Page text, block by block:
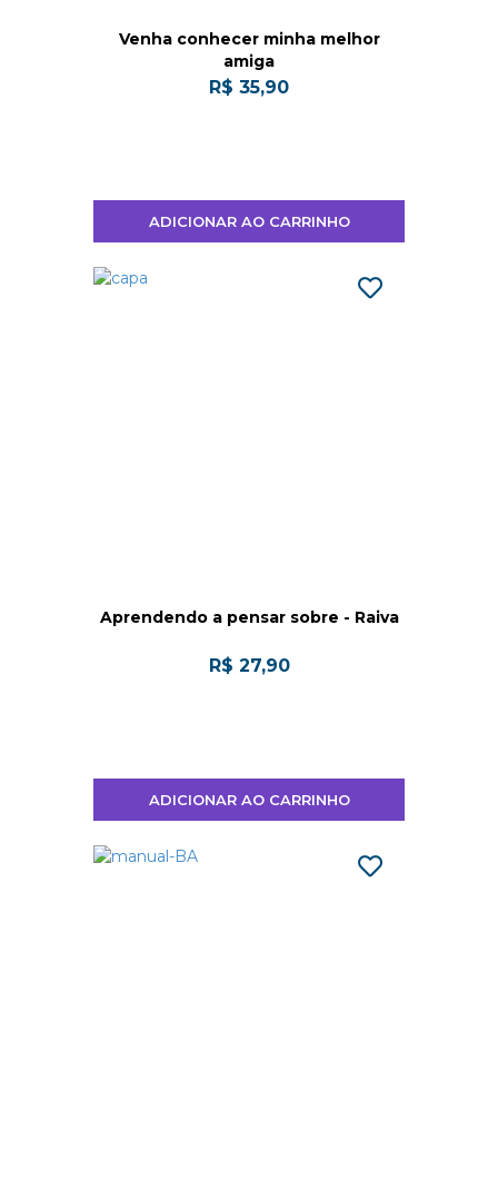
Venha conhecer minha melhor
amiga
R$ 35,90
ADICIONAR AO CARRINHO
Aprendendo a pensar sobre - Raiva
R$ 27,90
ADICIONAR AO CARRINHO